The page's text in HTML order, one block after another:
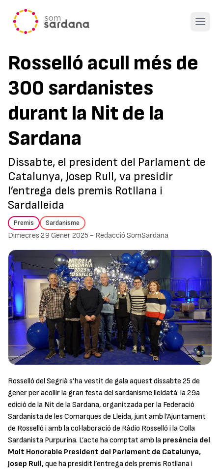
Open
Rosselló acull més de
300 sardanistes
durant la Nit de la
Sardana
Dissabte, el president del Parlament de
Catalunya, Josep Rull, va presidir
l’entrega dels premis Rotllana i
Sardalleida
Premis Sardanisme
Dimecres 29 Gener 2025 - Redacció SomSardana
Rosselló del Segrià s’ha vestit de gala aquest dissabte 25 de
gener per acollir la gran festa del sardanisme lleidatà: la 29a
edició de la Nit de la Sardana, organitzada per la Federació
Sardanista de les Comarques de Lleida, junt amb l’Ajuntament
de Rosselló i amb la col·laboració de Ràdio Rosselló i la Colla
Sardanista Purpurina. L’acte ha comptat amb la presència del
Molt Honorable President del Parlament de Catalunya,
Josep Rull, que ha presidit l’entrega dels premis Rotllana i